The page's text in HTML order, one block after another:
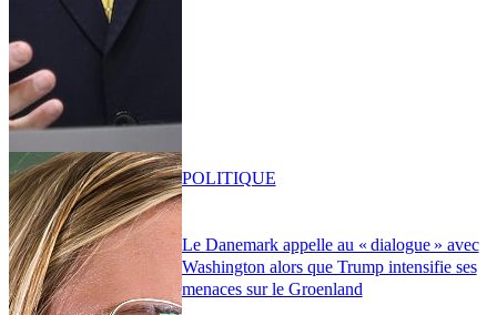
Le Danemark appelle au « dialogue » avec
Washington alors que Trump intensifie ses
menaces sur le Groenland
POLITIQUE